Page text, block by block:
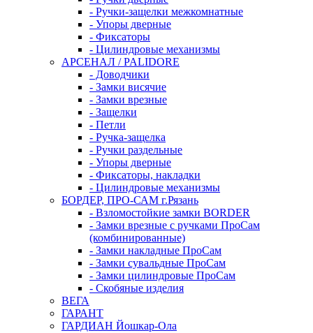
- Ручки-защелки межкомнатные
- Упоры дверные
- Фиксаторы
- Цилиндровые механизмы
АРСЕНАЛ / PALIDORE
- Доводчики
- Замки висячие
- Замки врезные
- Защелки
- Петли
- Ручка-защелка
- Ручки раздельные
- Упоры дверные
- Фиксаторы, накладки
- Цилиндровые механизмы
БОРДЕР, ПРО-САМ г.Рязань
- Взломостойкие замки BORDER
- Замки врезные с ручками ПроСам
(комбинированные)
- Замки накладные ПроСам
- Замки сувальдные ПроСам
- Замки цилиндровые ПроСам
- Скобяные изделия
ВЕГА
ГАРАНТ
ГАРДИАН Йошкар-Ола